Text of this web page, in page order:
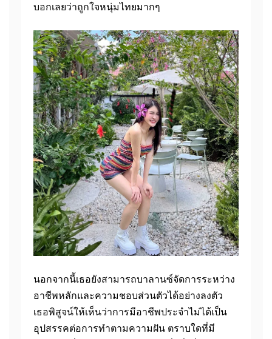
บอกเลยว่าถูกใจหนุ่มไทยมากๆ
นอกจากนี้เธอยังสามารถบาลานซ์จัดการระหว่าง
อาชีพหลักและความชอบส่วนตัวได้อย่างลงตัว
เธอพิสูจน์ให้เห็นว่าการมีอาชีพประจำไม่ได้เป็น
อุปสรรคต่อการทำตามความฝัน ตราบใดที่มี